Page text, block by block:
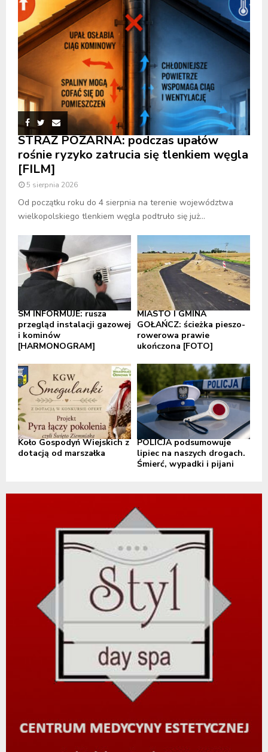
STRAŻ POŻARNA: podczas upałów
rośnie ryzyko zatrucia się tlenkiem węgla
[FILM]
5 sierpnia 2026
Od początku roku do 4 sierpnia na terenie województwa
wielkopolskiego tlenkiem węgla podtruło się już...
SM INFORMUJE: rusza
przegląd instalacji gazowej
i kominów
[HARMONOGRAM]
MIASTO I GMINA
GOŁAŃCZ: ścieżka pieszo-
rowerowa prawie
ukończona [FOTO]
Koło Gospodyń Wiejskich z
dotacją od marszałka
POLICJA podsumowuje
lipiec na naszych drogach.
Śmierć, wypadki i pijani